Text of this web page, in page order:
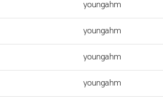
youngahm
youngahm
youngahm
youngahm